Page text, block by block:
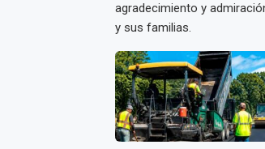
agradecimiento y
y sus familias.